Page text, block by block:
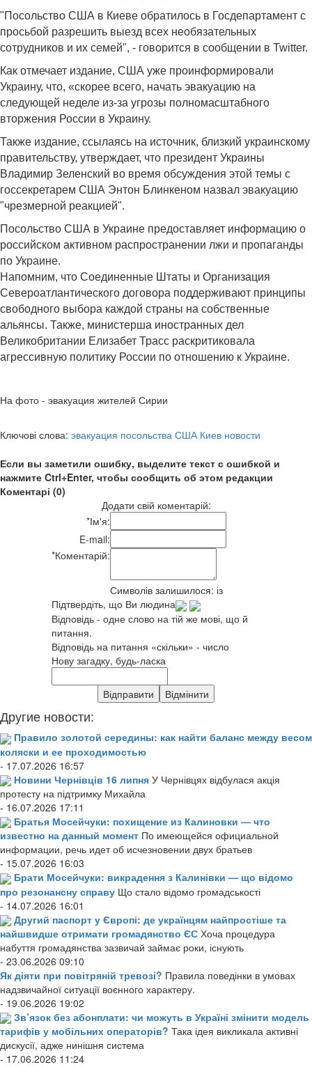
"Посольство США в Киеве обратилось в Госдепартамент с
просьбой разрешить выезд всех необязательных
сотрудников и их семей", - говорится в сообщении в Twitter.
Как отмечает издание, США уже проинформировали
Украину, что, «скорее всего, начать эвакуацию на
следующей неделе из-за угрозы полномасштабного
вторжения России в Украину.
Также издание, ссылаясь на источник, близкий украинскому
правительству, утверждает, что президент Украины
Владимир Зеленский во время обсуждения этой темы с
госсекретарем США Энтон Блинкеном назвал эвакуацию
"чрезмерной реакцией".
Посольство США в Украине предоставляет информацию о
российском активном распространении лжи и пропаганды
по Украине.
Напомним, что Соединенные Штаты и Организация
Североатлантического договора поддерживают принципы
свободного выбора каждой страны на собственные
альянсы. Также, министерша иностранных дел
Великобритании Елизабет Трасс раскритиковала
агрессивную политику России по отношению к Украине.
На фото - эвакуация жителей Сирии
Ключові слова: эвакуация посольства США Киев новости
Если вы заметили ошибку, выделите текст с ошибкой и
нажмите Ctrl+Enter, чтобы сообщить об этом редакции
Коментарі (0)
Додати свій коментарій:
*Ім'я:
E-mail:
*Коментарій:
Символів залишилося: із
Підтвердіть, що Ви людина
Відповідь - одне слово на тій же мові, що й
питання.
Відповідь на питання «скільки» - число
Нову загадку, будь-ласка
Другие новости:
Правило золотой середины: как найти баланс между весом
коляски и ее проходимостью
- 17.07.2026 16:57
Новини Чернівців 16 липня У Чернівцях відбулася акція
протесту на підтримку Михайла
- 16.07.2026 17:11
Братья Мосейчуки: похищение из Калиновки — что
известно на данный момент По имеющейся официальной
информации, речь идет об исчезновении двух братьев
- 15.07.2026 16:03
Брати Мосейчуки: викрадення з Калинівки — що відомо
про резонансну справу Що стало відомо громадськості
- 14.07.2026 16:01
Другий паспорт у Європі: де українцям найпростіше та
найшвидше отримати громадянство ЄС Хоча процедура
набуття громадянства зазвичай займає роки, існують
- 23.06.2026 09:10
Як діяти при повітряній тревозі? Правила поведінки в умовах
надзвичайної ситуації воєнного характеру.
- 19.06.2026 19:02
Зв’язок без абонплати: чи можуть в Україні змінити модель
тарифів у мобільних операторів? Така ідея викликала активні
дискусії, адже нинішня система
- 17.06.2026 11:24